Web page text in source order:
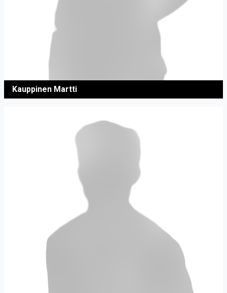
Kauppinen Martti